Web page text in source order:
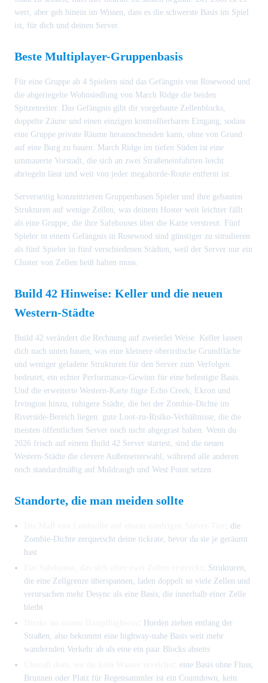
wert, aber geh hinein im Wissen, dass es die schwerste Basis im Spiel
ist, für dich und deinen Server.
Beste Multiplayer-Gruppenbasis
Für eine Gruppe ab 4 Spielern sind das Gefängnis von Rosewood und
die abgeriegelte Wohnsiedlung von March Ridge die beiden
Spitzenreiter. Das Gefängnis gibt dir vorgebaute Zellenblocks,
doppelte Zäune und einen einzigen kontrollierbaren Eingang, sodass
eine Gruppe private Räume herausschneiden kann, ohne von Grund
auf eine Burg zu bauen. March Ridge im tiefen Süden ist eine
ummauerte Vorstadt, die sich an zwei Straßeneinfahrten leicht
abriegeln lässt und weit von jeder megahorde-Route entfernt ist.
Serverseitig konzentrieren Gruppenbasen Spieler und ihre gebauten
Strukturen auf wenige Zellen, was deinem Hoster weit leichter fällt
als eine Gruppe, die ihre Safehouses über die Karte verstreut. Fünf
Spieler in einem Gefängnis in Rosewood sind günstiger zu simulieren
als fünf Spieler in fünf verschiedenen Städten, weil der Server nur ein
Cluster von Zellen heiß halten muss.
Build 42 Hinweise: Keller und die neuen
Western-Städte
Build 42 verändert die Rechnung auf zweierlei Weise. Keller lassen
dich nach unten bauen, was eine kleinere oberirdische Grundfläche
und weniger geladene Strukturen für den Server zum Verfolgen
bedeutet, ein echter Performance-Gewinn für eine befestigte Basis.
Und die erweiterte Western-Karte fügte Echo Creek, Ekron und
Irvington hinzu, ruhigere Städte, die bei der Zombie-Dichte im
Riverside-Bereich liegen: gute Loot-zu-Risiko-Verhältnisse, die die
meisten öffentlichen Server noch nicht abgegrast haben. Wenn du
2026 frisch auf einem Build 42 Server startest, sind die neuen
Western-Städte die clevere Außenseiterwahl, während alle anderen
noch standardmäßig auf Muldraugh und West Point setzen.
Standorte, die man meiden sollte
: die
Zombie-Dichte zerquetscht deine tickrate, bevor du sie je geräumt
hast
: Strukturen,
die eine Zellgrenze überspannen, laden doppelt so viele Zellen und
verursachen mehr Desync als eine Basis, die innerhalb einer Zelle
bleibt
: Horden ziehen entlang der
Straßen, also bekommt eine highway-nahe Basis weit mehr
wandernden Verkehr ab als eine ein paar Blocks abseits
: eine Basis ohne Fluss,
Brunnen oder Platz für Regensammler ist ein Countdown, kein